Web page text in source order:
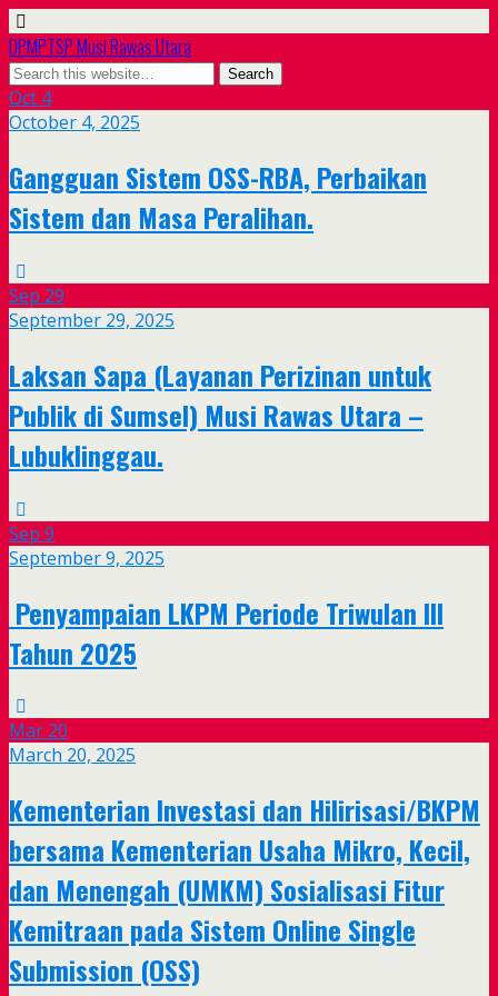
DPMPTSP Musi Rawas Utara
Oct 4
October 4, 2025
Gangguan Sistem OSS-RBA, Perbaikan
Sistem dan Masa Peralihan.
Sep 29
September 29, 2025
Laksan Sapa (Layanan Perizinan untuk
Publik di Sumsel) Musi Rawas Utara –
Lubuklinggau.
Sep 9
September 9, 2025
Penyampaian LKPM Periode Triwulan III
Tahun 2025
Mar 20
March 20, 2025
Kementerian Investasi dan Hilirisasi/BKPM
bersama Kementerian Usaha Mikro, Kecil,
dan Menengah (UMKM) Sosialisasi Fitur
Kemitraan pada Sistem Online Single
Submission (OSS)